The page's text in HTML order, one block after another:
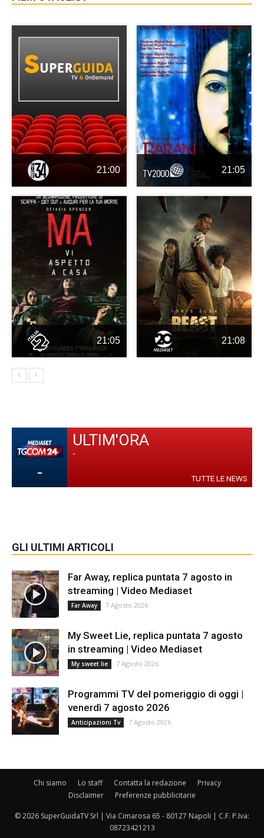
21:00 21:05
21:05 21:08
-
ULTIM'ORA
-
TUTTE LE NEWS
GLI ULTIMI ARTICOLI
Far Away, replica puntata 7 agosto in
streaming | Video Mediaset
Far Away 7 Agosto 2026
My Sweet Lie, replica puntata 7 agosto
in streaming | Video Mediaset
My sweet lie 7 Agosto 2026
Programmi TV del pomeriggio di oggi |
venerdì 7 agosto 2026
Anticipazioni Tv 7 Agosto 2026
Chi siamo Lo staff Contatta la redazione
Privacy
Disclaimer
Preferenze pubblicitarie
© 2026 SuperGuidaTV Srl | Via Cimarosa 65 - 80127 Napoli | C.F. P.Iva:
08723421213